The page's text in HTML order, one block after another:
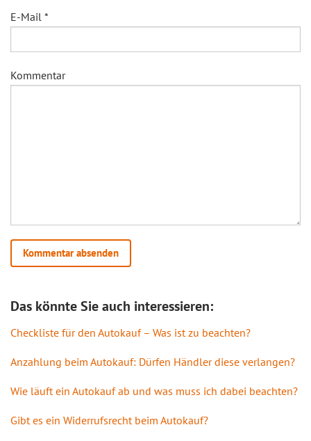
E-Mail *
Kommentar
Das könnte Sie auch interessieren:
Checkliste für den Autokauf – Was ist zu beachten?
Anzahlung beim Autokauf: Dürfen Händler diese verlangen?
Wie läuft ein Autokauf ab und was muss ich dabei beachten?
Gibt es ein Widerrufsrecht beim Autokauf?